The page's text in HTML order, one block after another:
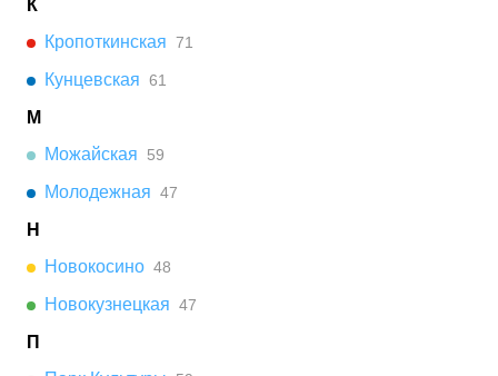
К
Кропоткинская 71
Кунцевская 61
М
Можайская
59
Молодежная 47
Н
Новокосино 48
Новокузнецкая 47
П